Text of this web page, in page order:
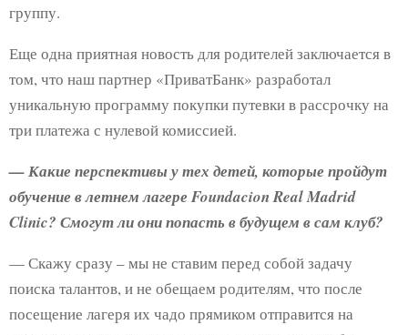
группу.
Еще одна приятная новость для родителей заключается в
том, что наш партнер «ПриватБанк» разработал
уникальную программу покупки путевки в рассрочку на
три платежа с нулевой комиссией.
— Какие перспективы у тех детей, которые пройдут
обучение в летнем лагере Foundacion Real Madrid
Clinic? Смогут ли они попасть в будущем в сам клуб?
— Скажу сразу – мы не ставим перед собой задачу
поиска талантов, и не обещаем родителям, что после
посещение лагеря их чадо прямиком отправится на